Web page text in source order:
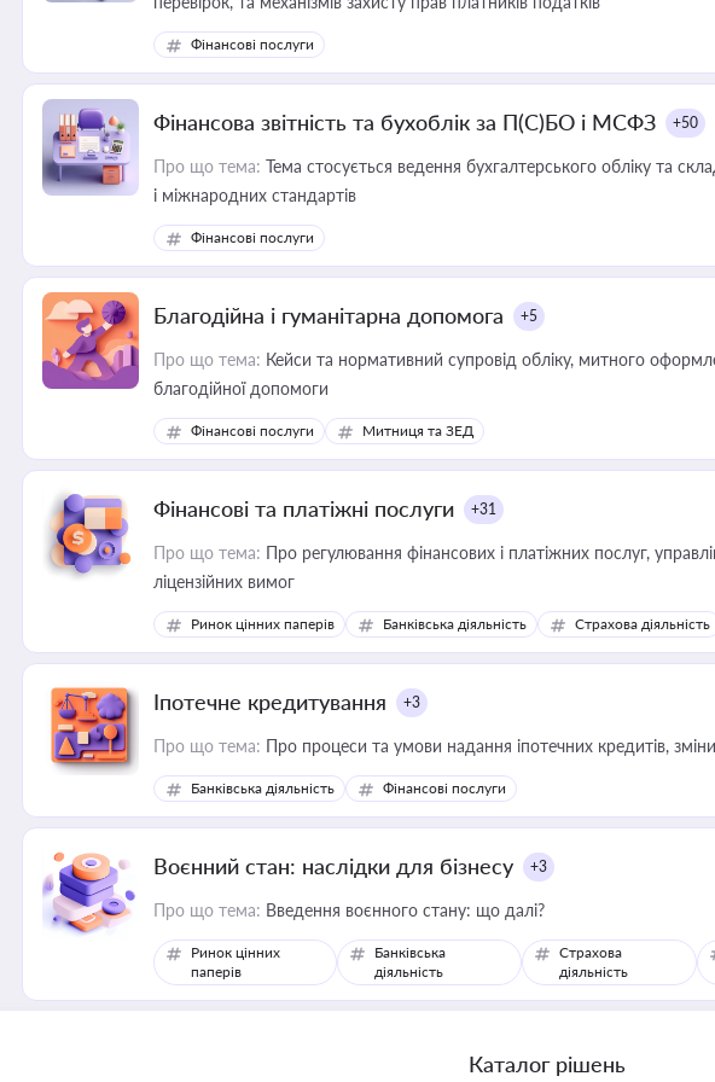
Фінансові послуги
Фінансова звітність та бухоблік за П(С)БО і МСФЗ +50
Про що тема: Тема стосується ведення бухгалтерського обліку та
і міжнародних стандартів
Фінансові послуги
Благодійна і гуманітарна допомога +5
Про що тема: Кейси та нормативний супровід обліку, митного
благодійної допомоги
Фінансові послуги Митниця та ЗЕД
Фінансові та платіжні послуги +31
Про що тема: Про регулювання фінансових і платіжних послуг, управління коштами, приймання платежів та дотримання
ліцензійних вимог
Ринок цінних паперів Банківська діяльність Страхова діяльність
Іпотечне кредитування +3
Про що тема: Про процеси та умови надання іпотечних кредитів,
Банківська діяльність Фінансові послуги
Воєнний стан: наслідки для бізнесу +3
Про що тема: Введення воєнного стану: що далі?
Ринок цінних
паперів
Банківська
діяльність
Страхова
діяльність
Каталог рішень